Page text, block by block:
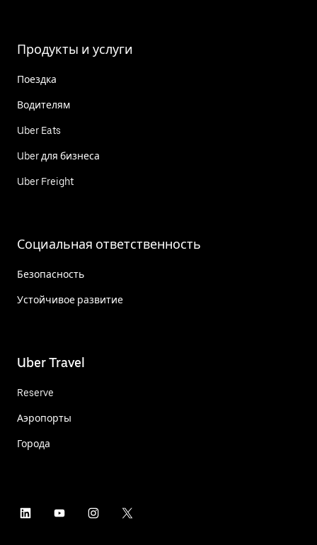
Продукты и услуги
Поездка
Водителям
Uber Eats
Uber для бизнеса
Uber Freight
Социальная ответственность
Безопасность
Устойчивое развитие
Uber Travel
Reserve
Аэропорты
Города